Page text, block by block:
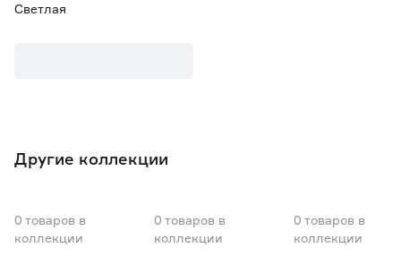
Светлая
Другие коллекции
0 товаров в
коллекции
0 товаров в
коллекции
0 товаров в
коллекции